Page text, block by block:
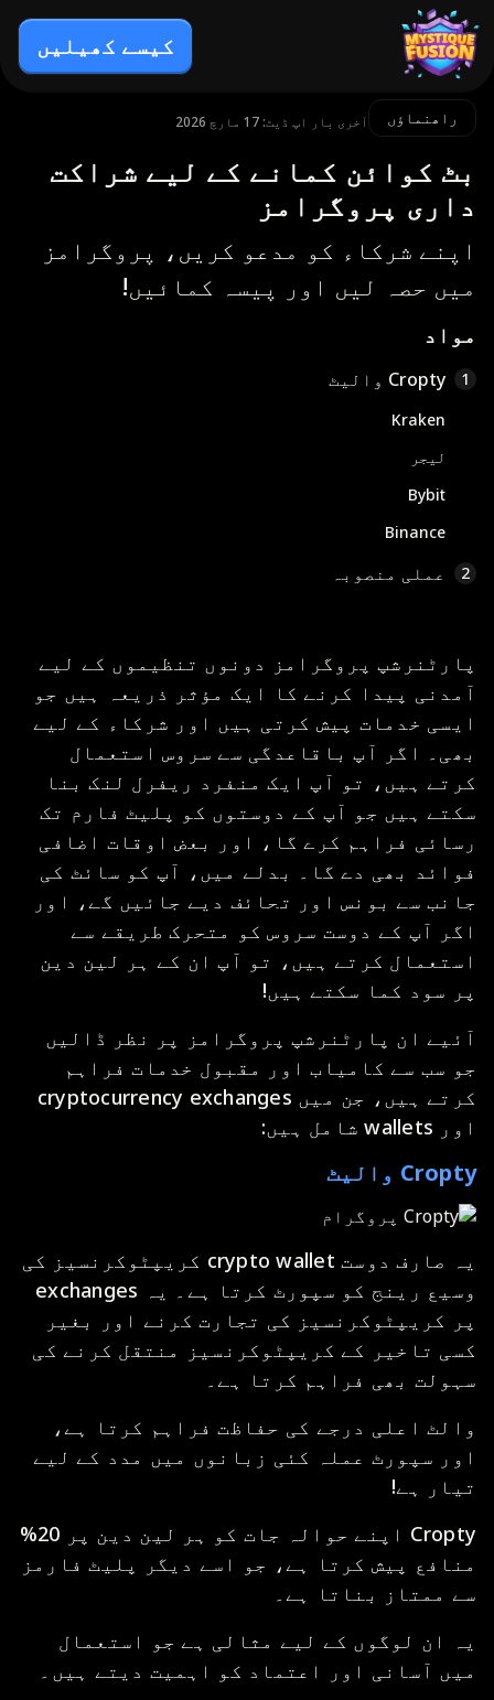
کیسے کھیلیں
راھنماؤں آخری بار اپ ڈیٹ: 17 مارچ 2026
بٹ کوائن کمانے کے لیے شراکت
داری پروگرامز
اپنے شرکاء کو مدعو کریں، پروگرامز
میں حصہ لیں اور پیسہ کمائیں!
مواد
1 Cropty والیٹ
Kraken
لیجر
Bybit
Binance
2
عملی منصوبہ
پارٹنرشپ پروگرامز دونوں تنظیموں کے لیے
آمدنی پیدا کرنے کا ایک مؤثر ذریعہ ہیں جو
ایسی خدمات پیش کرتی ہیں اور شرکاء کے لیے
بھی۔ اگر آپ باقاعدگی سے سروس استعمال
کرتے ہیں، تو آپ ایک منفرد ریفرل لنک بنا
سکتے ہیں جو آپ کے دوستوں کو پلیٹ فارم تک
رسائی فراہم کرے گا، اور بعض اوقات اضافی
فوائد بھی دے گا۔ بدلے میں، آپ کو سائٹ کی
جانب سے بونس اور تحائف دیے جائیں گے، اور
اگر آپ کے دوست سروس کو متحرک طریقے سے
استعمال کرتے ہیں، تو آپ ان کے ہر لین دین
پر سود کما سکتے ہیں!
آئیے ان پارٹنرشپ پروگرامز پر نظر ڈالیں
جو سب سے کامیاب اور مقبول خدمات فراہم
کرتے ہیں، جن میں cryptocurrency exchanges
اور wallets شامل ہیں:
Cropty والیٹ
یہ صارف دوست crypto wallet کریپٹوکرنسیز کی
وسیع رینج کو سپورٹ کرتا ہے۔ یہ exchanges
پر کریپٹوکرنسیز کی تجارت کرنے اور بغیر
کسی تاخیر کے کریپٹوکرنسیز منتقل کرنے کی
سہولت بھی فراہم کرتا ہے۔
والٹ اعلی درجے کی حفاظت فراہم کرتا ہے،
اور سپورٹ عملہ کئی زبانوں میں مدد کے لیے
تیار ہے!
Cropty اپنے حوالہ جات کو ہر لین دین پر 20%
منافع پیش کرتا ہے، جو اسے دیگر پلیٹ فارمز
سے ممتاز بناتا ہے۔
یہ ان لوگوں کے لیے مثالی ہے جو استعمال
میں آسانی اور اعتماد کو اہمیت دیتے ہیں۔